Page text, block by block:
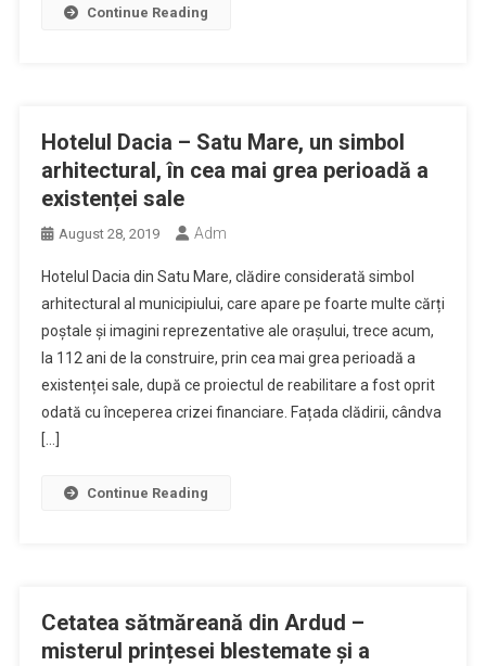
Continue Reading
Hotelul Dacia – Satu Mare, un simbol
arhitectural, în cea mai grea perioadă a
existenței sale
August 28, 2019 Adm
Hotelul Dacia din Satu Mare, clădire considerată simbol
arhitectural al municipiului, care apare pe foarte multe cărți
poștale și imagini reprezentative ale orașului, trece acum,
la 112 ani de la construire, prin cea mai grea perioadă a
existenței sale, după ce proiectul de reabilitare a fost oprit
odată cu începerea crizei financiare. Fațada clădirii, cândva
[…]
Continue Reading
Cetatea sătmăreană din Ardud –
misterul prințesei blestemate și a